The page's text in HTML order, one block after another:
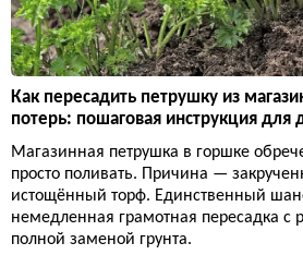
Как пересадить петрушку из
потерь: пошаговая инструкция для
Магазинная петрушка в горшке
просто поливать. Причина —
истощённый торф. Единственный
немедленная грамотная пересадка с
полной заменой грунта.